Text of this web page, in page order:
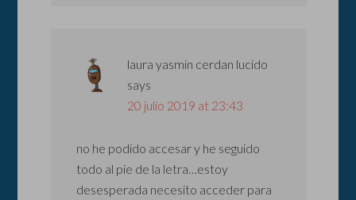
laura yasmin cerdan lucido
says
20 julio 2019 at 23:43
no he podido accesar y he seguido
todo al pie de la letra…estoy
desesperada necesito acceder para